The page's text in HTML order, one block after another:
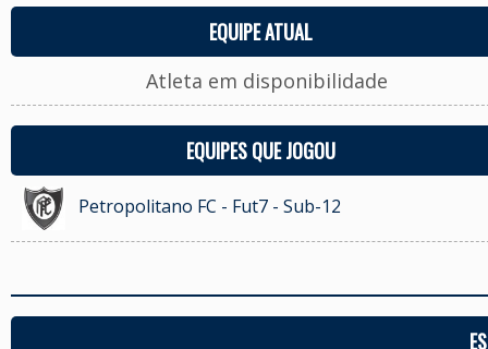
EQUIPE ATUAL
Atleta em disponibilidade
EQUIPES QUE JOGOU
Petropolitano FC - Fut7 - Sub-12